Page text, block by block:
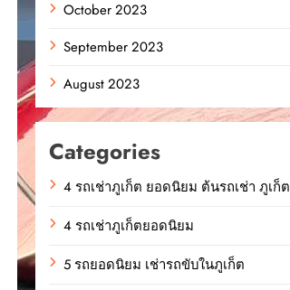
October 2023
September 2023
August 2023
Categories
4 รถเช่าภูเก็ต ยอดนิยม ต้นรถเช่า ภูเก็ต
4 รถเช่าภูเก็ตยอดนิยม
5 รถยอดนิยม เช่ารถขับในภูเก็ต